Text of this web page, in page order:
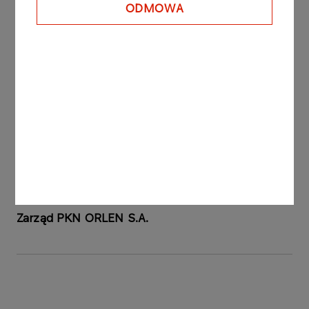
ODMOWA
listopada 2006 roku.
Zarząd PKN ORLEN S.A.